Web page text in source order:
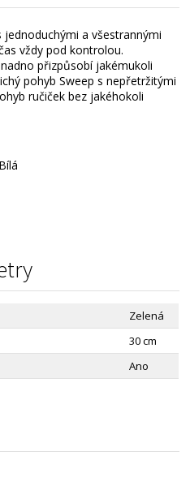
zboží
jednoduchými a všestrannými
vždy pod kontrolou.
přizpůsobí jakémukoli
pohyb Sweep s nepřetržitými
ručiček bez jakéhokoli
Zelená
30 cm
Ano